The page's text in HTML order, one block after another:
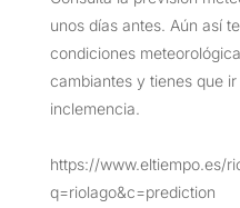
unos días antes. Aún así
condiciones
cambiantes y tienes que
inclemencia.
https://www.eltiempo.es/
q=riolago&c=prediction